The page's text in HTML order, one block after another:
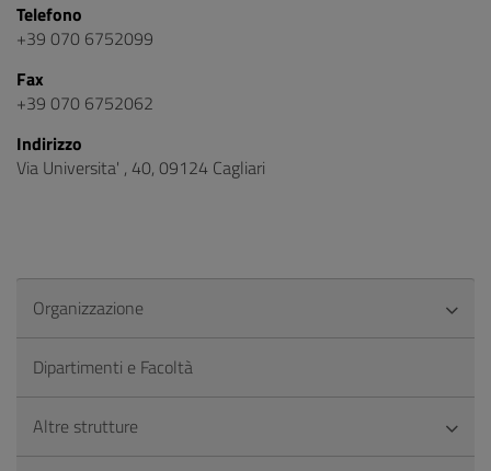
Telefono
+39 070 6752099
Fax
+39 070 6752062
Indirizzo
Via Universita' , 40, 09124 Cagliari
Organizzazione
Dipartimenti e Facoltà
Altre strutture